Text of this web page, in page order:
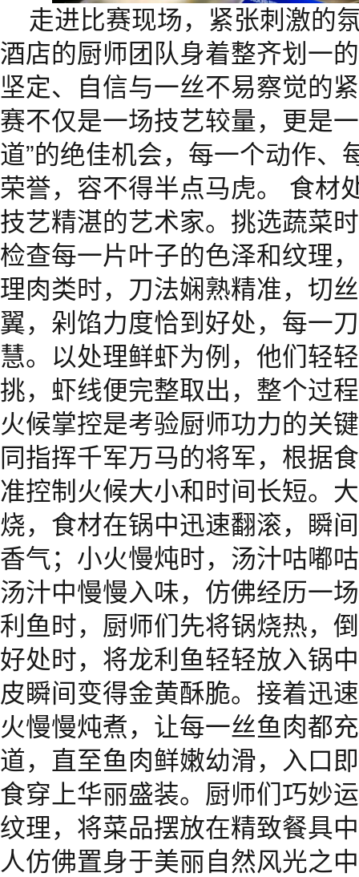
走进比赛现场，紧张刺激的
酒店的厨师团队身着整齐划一
坚定、自信与一丝不易察觉的
赛不仅是一场技艺较量，更是
道”的绝佳机会，每一个动作、
荣誉，容不得半点马虎。 食材
技艺精湛的艺术家。挑选蔬菜
检查每一片叶子的色泽和纹理
理肉类时，刀法娴熟精准，切
翼，剁馅力度恰到好处，每一
慧。以处理鲜虾为例，他们轻
挑，虾线便完整取出，整个过
火候掌控是考验厨师功力的关
同指挥千军万马的将军，根据
准控制火候大小和时间长短。
烧，食材在锅中迅速翻滚，瞬
香气；小火慢炖时，汤汁咕嘟
汤汁中慢慢入味，仿佛经历一
利鱼时，厨师们先将锅烧热，
好处时，将龙利鱼轻轻放入锅
皮瞬间变得金黄酥脆。接着迅
火慢慢炖煮，让每一丝鱼肉都
道，直至鱼肉鲜嫩幼滑，入口
食穿上华丽盛装。厨师们巧妙
纹理，将菜品摆放在精致餐具
人仿佛置身于美丽自然风光之